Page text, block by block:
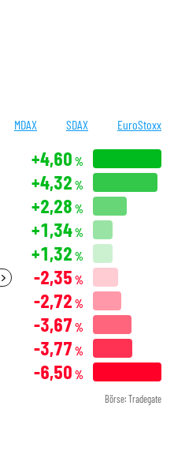
MDAX SDAX EuroStoxx
+4,60 %
+4,32 %
+2,28 %
+1,34%
+1,32 %
-2,35 %
-2,72 %
-3,67 %
-3,77 %
-6,50 %
Börse: Tradegate